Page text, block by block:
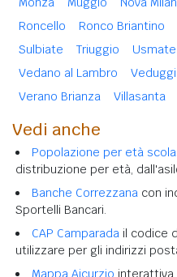
Roncello
Ronco Briantino
Sulbiate
Triuggio
Vedano al Lambro
Verano Brianza
Villasanta
Vedi anche
Popolazione per età
distribuzione per età,
Banche Correzzana con
Sportelli Bancari.
CAP Camparada il codice
utilizzare per gli indirizzi
Mappa Aicurzio interattiva